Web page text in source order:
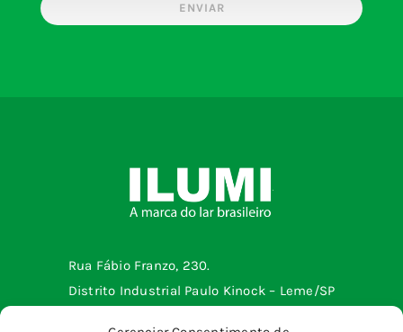
ENVIAR
Rua Fábio Franzo, 230.
Distrito Industrial Paulo Kinock – Leme/SP